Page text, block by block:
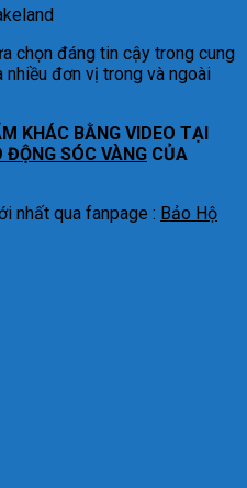
chọn đáng tin cậy trong cung
đơn vị trong và ngoài
KHÁC BẰNG VIDEO TẠI
ĐỘNG SÓC VÀNG CỦA
nhất qua fanpage : Bảo Hộ